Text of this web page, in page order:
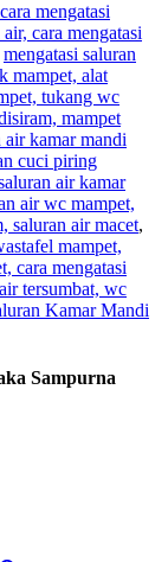
mengatasi
cara mengatasi
mengatasi saluran
mampet, alat
tukang wc
mampet
air kamar mandi
cuci piring
air kamar
air wc mampet,
saluran air macet,
mampet,
cara mengatasi
tersumbat, wc
Kamar Mandi
Sampurna